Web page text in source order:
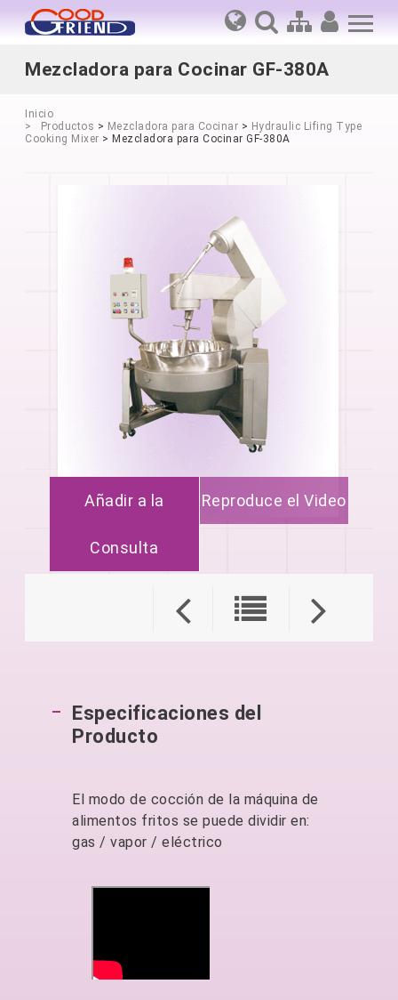
Mezcladora para Cocinar GF-380A
Inicio
Productos > Mezcladora para Cocinar > Hydraulic Lifing Type
Cooking Mixer > Mezcladora para Cocinar GF-380A
Añadir a la
Consulta
Reproduce el Video
Especificaciones del
Producto
El modo de cocción de la máquina de
alimentos fritos se puede dividir en:
gas / vapor / eléctrico